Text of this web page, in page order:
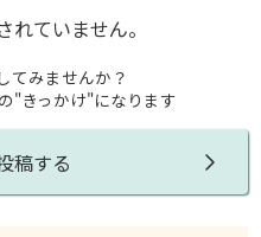
れていません。
てみませんか？
"きっかけ"になります
稿する